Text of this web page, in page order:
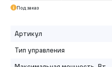
Под заказ
Артикул
Тип управления